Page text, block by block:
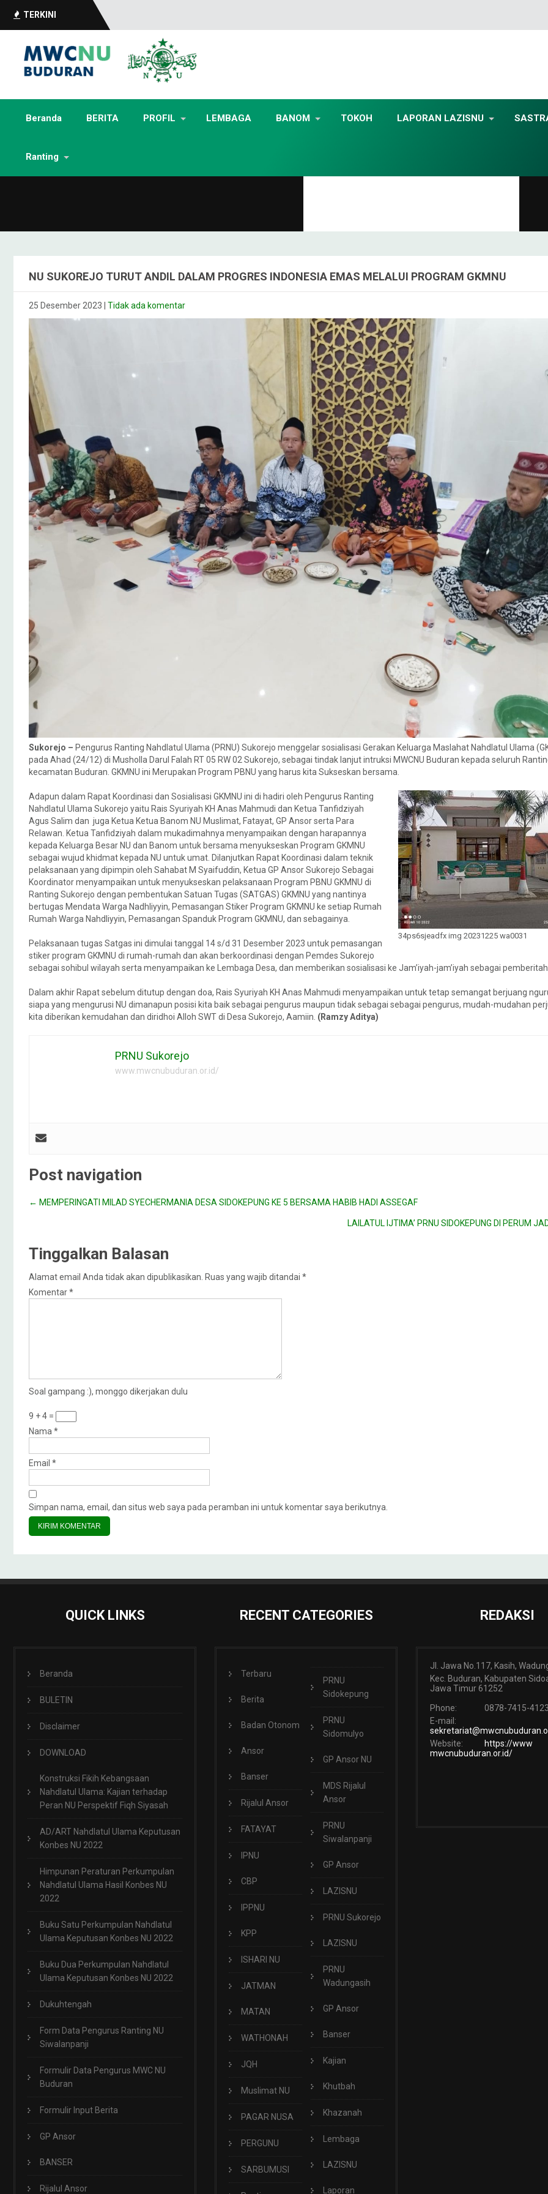
TERKINI
Beranda BERITA PROFIL LEMBAGA BANOM TOKOH LAPORAN LAZISNU
Ranting
NU SUKOREJO TURUT ANDIL DALAM PROGRES INDONESIA EMAS MELALUI PROGRAM GKMNU
25 Desember 2023 Tidak ada komentar
Sukorejo – Pengurus Ranting Nahdlatul Ulama (PRNU) Sukorejo menggelar sosialisasi Gerakan Keluarga Maslahat Nahdlatul Ulama
pada Ahad (24/12) di Musholla Darul Falah RT 05 RW 02 Sukorejo, sebagai tindak lanjut intruksi MWCNU Buduran kepada seluruh
kecamatan Buduran. GKMNU ini Merupakan Program PBNU yang harus kita Sukseskan bersama.
34ps6sjeadfx img 20231225 wa0031
Adapun dalam Rapat Koordinasi dan Sosialisasi GKMNU ini di hadiri oleh Pengurus Ranting
Nahdlatul Ulama Sukorejo yaitu Rais Syuriyah KH Anas Mahmudi dan Ketua Tanfidziyah
Agus Salim dan juga Ketua Ketua Banom NU Muslimat, Fatayat, GP Ansor serta Para
Relawan. Ketua Tanfidziyah dalam mukadimahnya menyampaikan dengan harapannya
kepada Keluarga Besar NU dan Banom untuk bersama menyukseskan Program GKMNU
sebagai wujud khidmat kepada NU untuk umat. Dilanjutkan Rapat Koordinasi dalam teknik
pelaksanaan yang dipimpin oleh Sahabat M Syaifuddin, Ketua GP Ansor Sukorejo Sebagai
Koordinator menyampaikan untuk menyukseskan pelaksanaan Program PBNU GKMNU di
Ranting Sukorejo dengan pembentukan Satuan Tugas (SATGAS) GKMNU yang nantinya
bertugas Mendata Warga Nadhliyyin, Pemasangan Stiker Program GKMNU ke setiap Rumah
Rumah Warga Nahdliyyin, Pemasangan Spanduk Program GKMNU, dan sebagainya.
Pelaksanaan tugas Satgas ini dimulai tanggal 14 s/d 31 Desember 2023 untuk pemasangan
stiker program GKMNU di rumah-rumah dan akan berkoordinasi dengan Pemdes Sukorejo
sebagai sohibul wilayah serta menyampaikan ke Lembaga Desa, dan memberikan sosialisasi ke Jam’iyah-jam’iyah sebagai
Dalam akhir Rapat sebelum ditutup dengan doa, Rais Syuriyah KH Anas Mahmudi menyampaikan untuk tetap semangat berjuang
siapa yang mengurusi NU dimanapun posisi kita baik sebagai pengurus maupun tidak sebagai sebagai pengurus, mudah-mudahan
kita diberikan kemudahan dan diridhoi Alloh SWT di Desa Sukorejo, Aamiin. (Ramzy Aditya)
PRNU Sukorejo
www.mwcnubuduran.or.id/
Post navigation
← MEMPERINGATI MILAD SYECHERMANIA DESA SIDOKEPUNG KE 5 BERSAMA HABIB HADI ASSEGAF
LAILATUL IJTIMA’ PRNU SIDOKEPUNG DI PERUM
Tinggalkan Balasan
Alamat email Anda tidak akan dipublikasikan. Ruas yang wajib ditandai *
Komentar*
Soal gampang :), monggo dikerjakan dulu
9 + 4 =
Nama*
Email *
Simpan nama, email, dan situs web saya pada peramban ini untuk komentar saya berikutnya.
QUICK LINKS
Beranda
BULETIN
Disclaimer
DOWNLOAD
Konstruksi Fikih Kebangsaan
Nahdlatul Ulama: Kajian terhadap
Peran NU Perspektif Fiqh Siyasah
AD/ART Nahdlatul Ulama Keputusan
Konbes NU 2022
Himpunan Peraturan Perkumpulan
Nahdlatul Ulama Hasil Konbes NU
2022
Buku Satu Perkumpulan Nahdlatul
Ulama Keputusan Konbes NU 2022
Buku Dua Perkumpulan Nahdlatul
Ulama Keputusan Konbes NU 2022
Dukuhtengah
Form Data Pengurus Ranting NU
Siwalanpanji
Formulir Data Pengurus MWC NU
Buduran
Formulir Input Berita
GP Ansor
BANSER
Rijalul Ansor
RECENT CATEGORIES
Terbaru
Berita
Badan Otonom
Ansor
Banser
Rijalul Ansor
FATAYAT
IPNU
CBP
IPPNU
KPP
ISHARI NU
JATMAN
MATAN
WATHONAH
JQH
Muslimat NU
PAGAR NUSA
PERGUNU
SARBUMUSI
PRNU
Sidokepung
PRNU
Sidomulyo
GP Ansor NU
MDS Rijalul
Ansor
PRNU
Siwalanpanji
GP Ansor
LAZISNU
PRNU Sukorejo
LAZISNU
PRNU
Wadungasih
GP Ansor
Banser
Kajian
Khutbah
Khazanah
Lembaga
LAZISNU
Laporan
REDAKSI
Jl. Jawa No.117, Kasih,
Kec. Buduran, Kabupaten
Jawa Timur 61252
Phone:
0878-7415-4123
E-mail:
Website:
https://www
mwcnubuduran.or.id/